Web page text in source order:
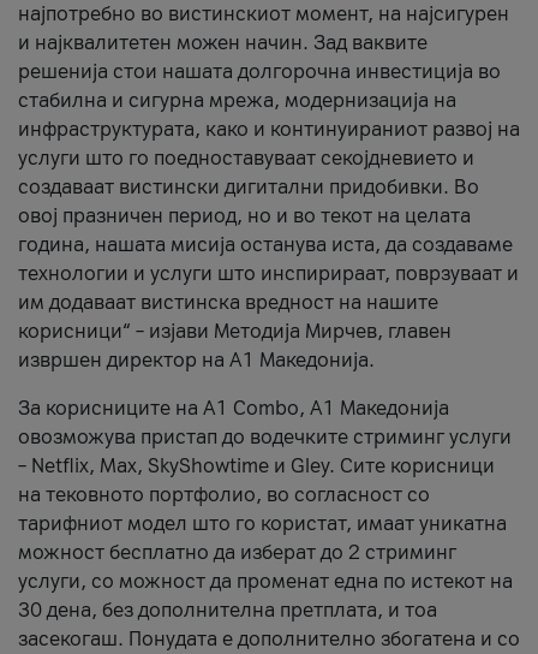
најпотребно во вистинскиот момент, на најсигурен
и најквалитетен можен начин. Зад ваквите
решенија стои нашата долгорочна инвестиција во
стабилна и сигурна мрежа, модернизација на
инфраструктурата, како и континуираниот развој на
услуги што го поедноставуваат секојдневието и
создаваат вистински дигитални придобивки. Во
овој празничен период, но и во текот на целата
година, нашата мисија останува иста, да создаваме
технологии и услуги што инспирираат, поврзуваат и
им додаваат вистинска вредност на нашите
корисници“ – изјави Методија Мирчев, главен
извршен директор на А1 Македонија.
За корисниците на A1 Combo, А1 Македонија
овозможува пристап до водечките стриминг услуги
– Netflix, Max, SkyShowtime и Gley. Сите корисници
на тековното портфолио, во согласност со
тарифниот модел што го користат, имаат уникатна
можност бесплатно да изберат до 2 стриминг
услуги, со можност да променат една по истекот на
30 дена, без дополнителна претплата, и тоа
засекогаш. Понудата е дополнително збогатена и со